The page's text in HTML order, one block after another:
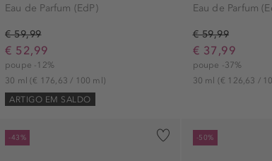
Eau de Parfum (EdP)
€ 59,99
€ 52,99
poupe -12%
30 ml(€ 176,63 / 100 ml)
ARTIGO EM SALDO
Eau de Parfum
€ 59,99
€ 37,99
poupe -37%
30 ml (€ 126,63 /
-43% -50%